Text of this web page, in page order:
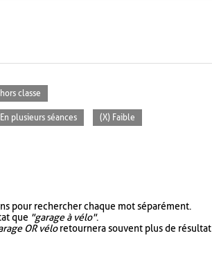
classe
plusieurs séances (X) Faible
pour rechercher chaque mot séparément.
que "garage à vélo".
OR véloretournera souvent plus de résultat